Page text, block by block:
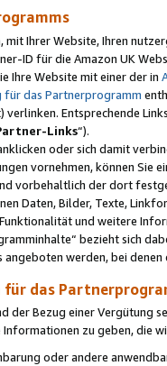
mit Ihrer Website, Ihren
ID für die Amazon UK
Ihre Website mit einer der in
das Partnerprogramm
verlinken. Entsprechende
Links“).
oder sich damit
vornehmen, können Sie
vorbehaltlich der dort
Daten, Bilder, Texte,
und weitere
bezieht sich
werden, bei
für das
der Bezug einer Vergütung
zu geben, die
oder andere